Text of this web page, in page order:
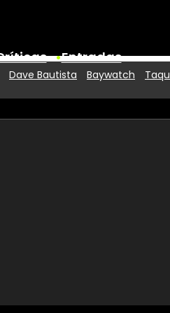
Entradas
Premios
Dave Bautista Baywatch